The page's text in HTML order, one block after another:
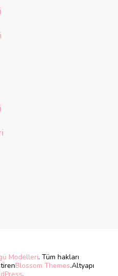
Modelleri. Tüm hakları
Blossom Themes.Altyapı